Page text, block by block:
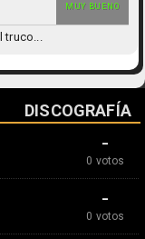
MUY BUENO
DISCOGRAFÍA
-
0 votos
-
0 votos